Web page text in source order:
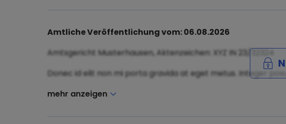
Amtliche Veröffentlichung vom: 06.08.2026
Amtsgericht Musterhausen, Aktenzeichen: XYZ IN 23/32324
Donec id elit non mi porta gravida at eget metus. Integer
mehr anzeigen